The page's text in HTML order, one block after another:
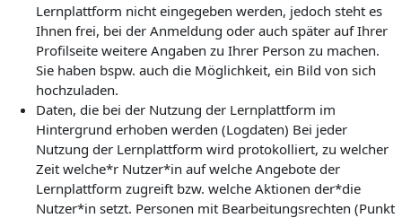
Lernplattform nicht eingegeben werden, jedoch steht es
Ihnen frei, bei der Anmeldung oder auch später auf Ihrer
Profilseite weitere Angaben zu Ihrer Person zu machen.
Sie haben bspw. auch die Möglichkeit, ein Bild von sich
hochzuladen.
Daten, die bei der Nutzung der Lernplattform im
Hintergrund erhoben werden (Logdaten) Bei jeder
Nutzung der Lernplattform wird protokolliert, zu welcher
Zeit welche*r Nutzer*in auf welche Angebote der
Lernplattform zugreift bzw. welche Aktionen der*die
Nutzer*in setzt. Personen mit Bearbeitungsrechten (Punkt